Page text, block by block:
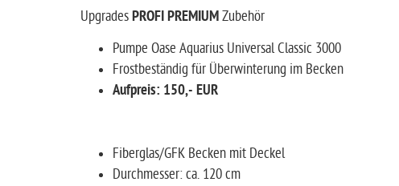
UpgradesPROFI PREMIUMZubehör
Pumpe Oase Aquarius Universal Classic 3000
Frostbeständig für Überwinterung im Becken
Aufpreis: 150,- EUR
Fiberglas/GFK Becken mit Deckel
Durchmesser: ca. 120 cm